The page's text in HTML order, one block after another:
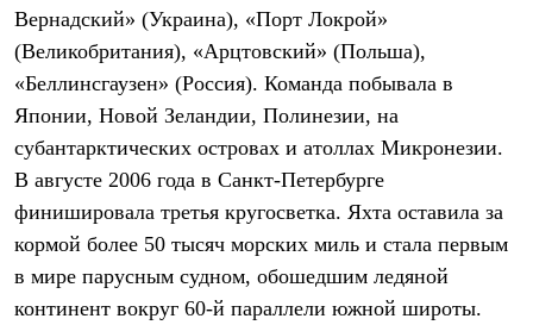
Теплое термобелье
Среднее термобелье
Легкое термобелье
Флисовая одежда
Брюки
Детская одежда
Утепленная пухом
Комбинезоны
Куртки
Брюки
Утепленная синтетикой
Комбинезоны
Куртки
Вернадский» (Украина), «Порт Локрой»
(Великобритания), «Арцтовский» (Польша),
«Беллинсгаузен» (Россия). Команда побывала в
Японии, Новой Зеландии, Полинезии, на
субантарктических островах и атоллах Микронезии.
В августе 2006 года в Санкт-Петербурге
финишировала третья кругосветка. Яхта оставила за
кормой более 50 тысяч морских миль и стала первым
в мире парусным судном, обошедшим ледяной
континент вокруг 60-й параллели южной широты.